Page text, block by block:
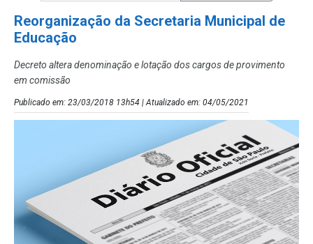
Reorganização da Secretaria Municipal de
Educação
Decreto altera denominação e lotação dos cargos de provimento
em comissão
Publicado em: 23/03/2018 13h54 | Atualizado em: 04/05/2021